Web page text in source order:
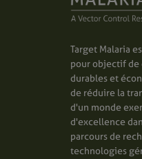
Target Malaria
pour objectif de
durables et
de réduire la
d'un monde
d'excellence
parcours de
technologies